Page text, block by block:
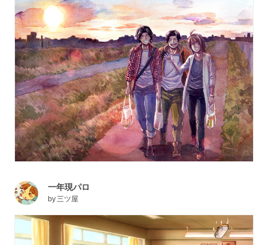
一年現パロ
by 三ツ屋